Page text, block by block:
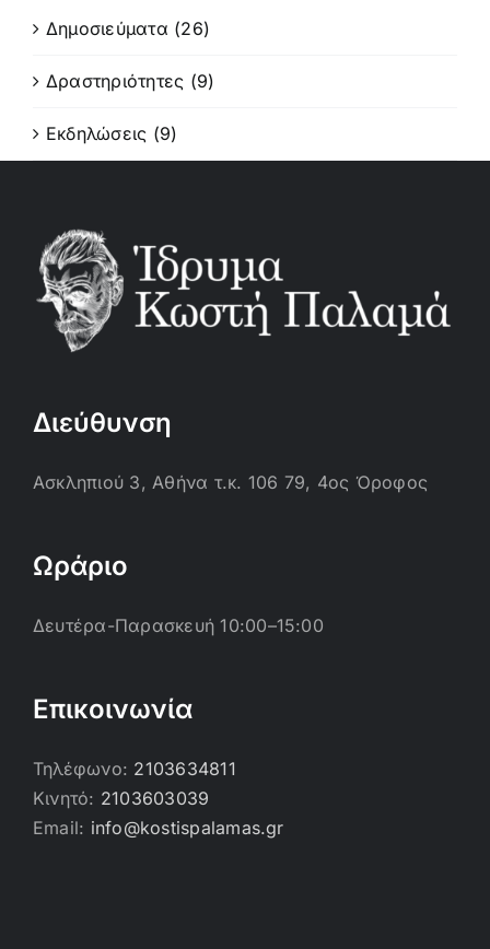
Δημοσιεύματα (26)
Δραστηριότητες (9)
Εκδηλώσεις (9)
Διεύθυνση
Ασκληπιού 3, Αθήνα τ.κ. 106 79, 4ος Όροφος
Ωράριο
Δευτέρα-Παρασκευή 10:00–15:00
Επικοινωνία
Τηλέφωνο: 2103634811
Κινητό: 2103603039
Email: info@kostispalamas.gr